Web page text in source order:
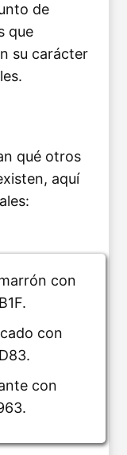
de
que
su carácter
qué otros
aquí
con
con
con